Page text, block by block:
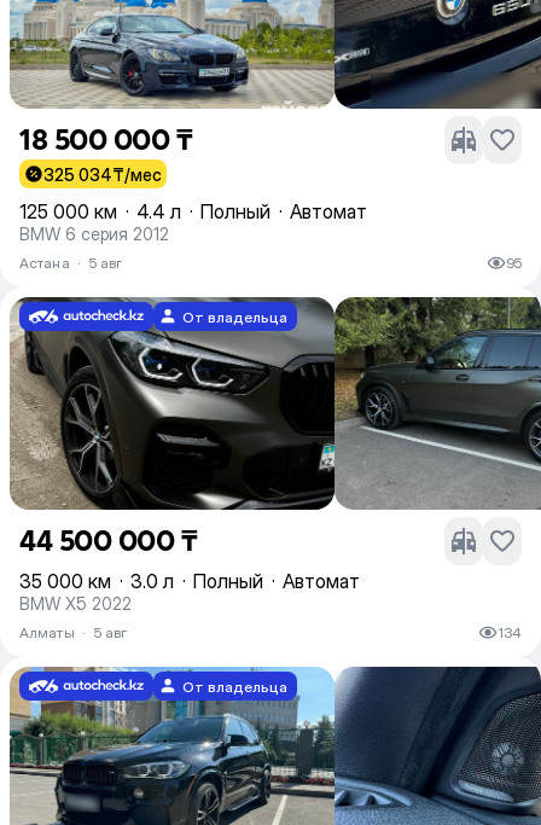
18 500 000 ₸
325 034₸/мес
125 000 км · 4.4 л · Полный · Автомат
BMW 6 серия 2012
Астана · 5 авг 95
От владельца
44 500 000 ₸
35 000 км · 3.0 л · Полный · Автомат
BMW X5 2022
Алматы · 5 авг 134
От владельца